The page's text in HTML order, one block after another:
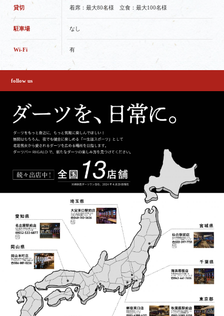
貸切 着席：最大80名様 立食：最大100名様
駐車場 なし
Wi-Fi 有
follow us